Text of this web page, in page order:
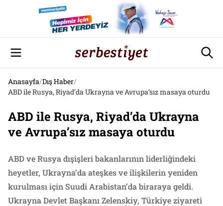
Anasayfa/Dış Haber/
ABD ile Rusya, Riyad’da Ukrayna ve Avrupa’sız masaya oturdu
ABD ile Rusya, Riyad’da Ukrayna
ve Avrupa’sız masaya oturdu
ABD ve Rusya dışişleri bakanlarının liderliğindeki
heyetler, Ukrayna’da ateşkes ve ilişkilerin yeniden
kurulması için Suudi Arabistan’da biraraya geldi.
Ukrayna Devlet Başkanı Zelenskiy, Türkiye ziyareti